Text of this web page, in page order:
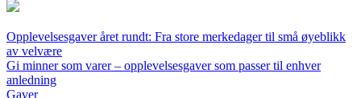
Opplevelsesgaver året rundt: Fra store merkedager til små øyeblikk
av velvære
Gi minner som varer – opplevelsesgaver som passer til enhver
anledning
Gaver